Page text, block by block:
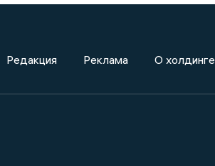
Редакция Реклама О холдинге